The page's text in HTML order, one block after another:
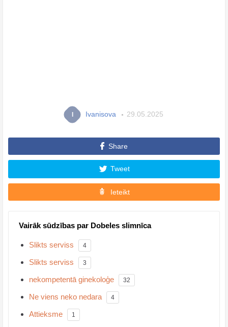
Ivanisova 29.05.2025
Share
Tweet
Ieteikt
Vairāk sūdzības par Dobeles slimnīca
Slikts serviss 4
Slikts serviss 3
nekompetentā ginekoloģe 32
Ne viens neko nedara 4
Attieksme 1